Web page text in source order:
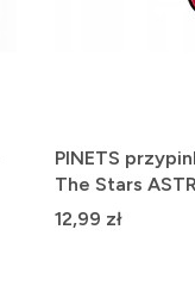
PINETS
The Stars
Cena
12,99 zł